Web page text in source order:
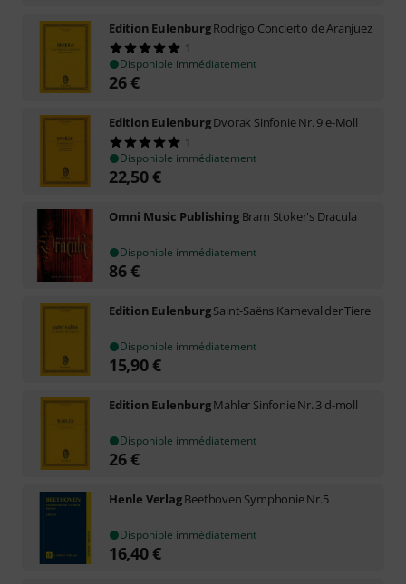
Edition EulenburgRodrigo Concierto de Aranjuez
1
Disponible immédiatement
26€
Edition EulenburgDvorak Sinfonie Nr. 9 e-Moll
1
Disponible immédiatement
22,50€
Omni Music Publishing Bram Stoker's Dracula
Disponible immédiatement
86€
Edition EulenburgSaint-Saëns Karneval der Tiere
Disponible immédiatement
15,90€
Edition EulenburgMahler Sinfonie Nr. 3 d-moll
Disponible immédiatement
26€
Henle VerlagBeethoven Symphonie Nr.5
Disponible immédiatement
16,40€